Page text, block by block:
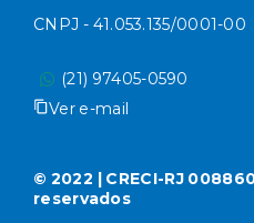
CNPJ - 41.053.135/0001-00
(21) 97405-0590
Ver e-mail
© 2022 | CRECI-RJ
reservados